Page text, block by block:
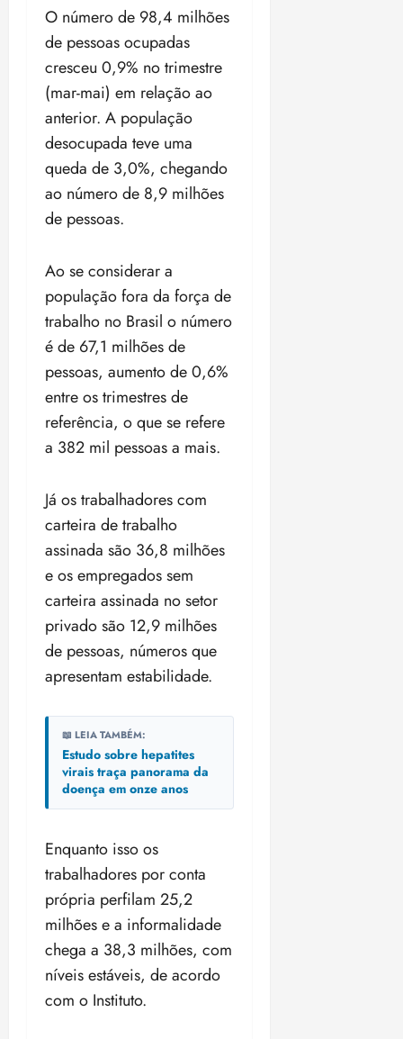
O número de 98,4 milhões
de pessoas ocupadas
cresceu 0,9% no trimestre
(mar-mai) em relação ao
anterior. A população
desocupada teve uma
queda de 3,0%, chegando
ao número de 8,9 milhões
de pessoas.
Ao se considerar a
população fora da força de
trabalho no Brasil o número
é de 67,1 milhões de
pessoas, aumento de 0,6%
entre os trimestres de
referência, o que se refere
a 382 mil pessoas a mais.
Já os trabalhadores com
carteira de trabalho
assinada são 36,8 milhões
e os empregados sem
carteira assinada no setor
privado são 12,9 milhões
de pessoas, números que
apresentam estabilidade.
📖 LEIA TAMBÉM:
Estudo sobre hepatites
virais traça panorama da
doença em onze anos
Enquanto isso os
trabalhadores por conta
própria perfilam 25,2
milhões e a informalidade
chega a 38,3 milhões, com
níveis estáveis, de acordo
com o Instituto.